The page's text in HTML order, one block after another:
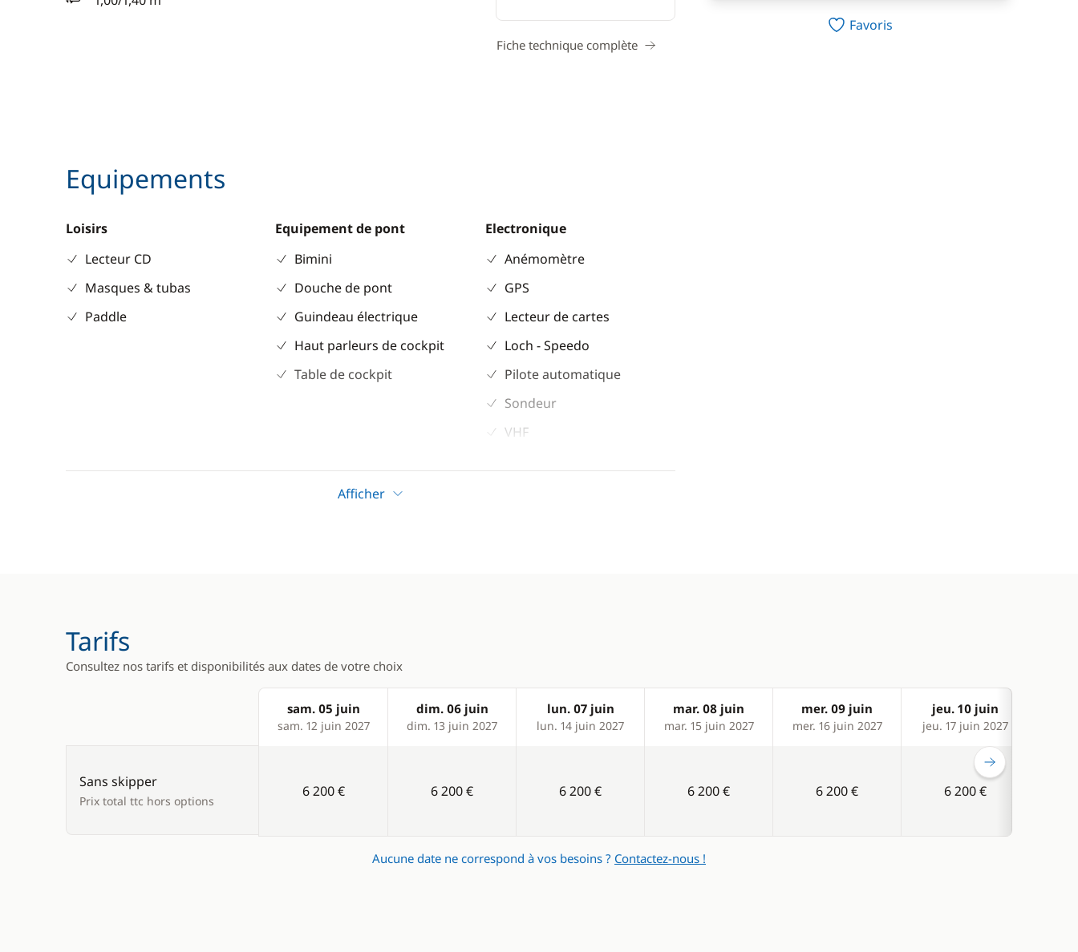
tirant d'eau
Fiche technique complète
Equipements
Loisirs
Lecteur CD
Masques & tubas
Paddle
Equipement de pont
Bimini
Douche de pont
Guindeau électrique
Haut parleurs de cockpit
Table de cockpit
Electronique
Anémomètre
GPS
Lecteur de cartes
Loch - Speedo
Pilote automatique
Sondeur
VHF
Afficher
Favoris
Tarifs
Consultez nos tarifs et disponibilités aux dates de votre choix
Products
sam. 05 juin
sam. 12 juin 2027
dim. 06 juin
dim. 13 juin 2027
lun. 07 juin
lun. 14 juin 2027
mar. 08 juin
mar. 15 juin 2027
mer. 09 juin
mer. 16 juin 2027
jeu. 10 juin
jeu. 17 juin 2027
Sans skipper
Prix total ttc hors options
6 200 € 6 200 € 6 200 € 6 200 € 6 200 € 6 200 €
Aucune date ne correspond à vos besoins ? Contactez-nous !